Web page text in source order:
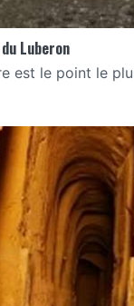
Luberon
est le point le